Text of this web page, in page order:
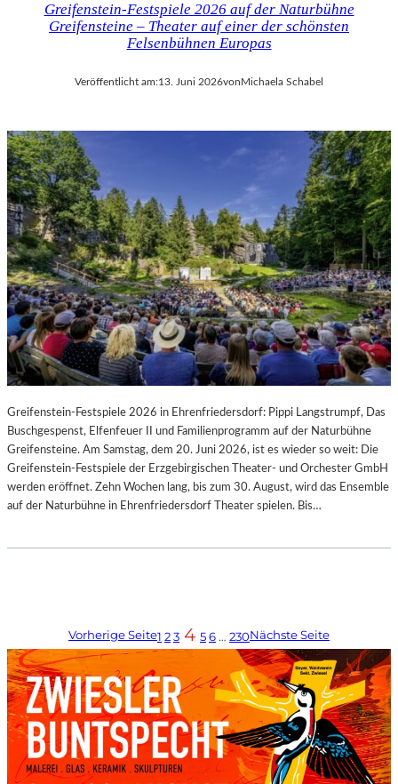
Greifenstein-Festspiele 2026 auf der Naturbühne
Greifensteine – Theater auf einer der schönsten
Felsenbühnen Europas
Veröffentlicht am:13. Juni 2026von Michaela Schabel
Greifenstein-Festspiele 2026 in Ehrenfriedersdorf: Pippi Langstrumpf, Das
Buschgespenst, Elfenfeuer II und Familienprogramm auf der Naturbühne
Greifensteine. Am Samstag, dem 20. Juni 2026, ist es wieder so weit: Die
Greifenstein-Festspiele der Erzgebirgischen Theater- und Orchester GmbH
werden eröffnet. Zehn Wochen lang, bis zum 30. August, wird das Ensemble
auf der Naturbühne in Ehrenfriedersdorf Theater spielen. Bis…
Vorherige Seite1 23 4 56… 230Nächste Seite